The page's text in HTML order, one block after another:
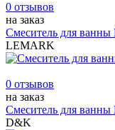
0 отзывов
на заказ
Смеситель для
LEMARK
0 отзывов
на заказ
Смеситель для
D&K